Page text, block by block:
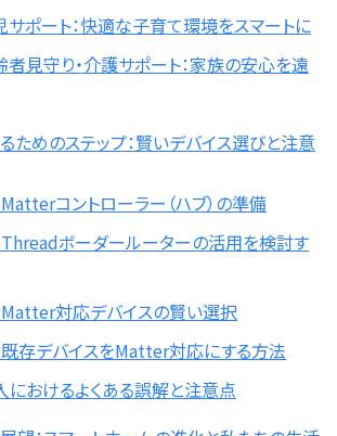
ポート：快適な子育て環境をスマートに
見守り・介護サポート：家族の安心を遠
めのステップ：賢いデバイス選びと注意
コントローラー（ハブ）の準備
ボーダールーターの活用を検討す
Matter対応デバイスの賢い選択
存デバイスをMatter対応にする方法
おけるよくある誤解と注意点